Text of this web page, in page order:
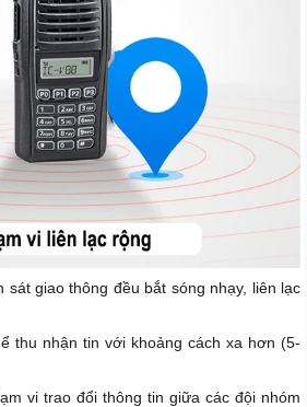
sát giao thông đều bắt sóng nhạy, liên lạc
thu nhận tin với khoảng cách xa hơn (5-
vi trao đổi thông tin giữa các đội nhóm